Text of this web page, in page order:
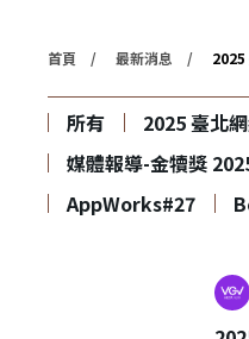
首頁 最新消息 2025
所有
2025 臺北
媒體報導-金犢獎
AppWorks#27